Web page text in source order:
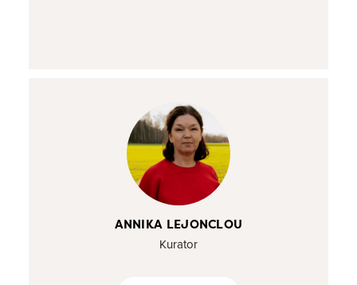
ANNIKA LEJONCLOU
Kurator